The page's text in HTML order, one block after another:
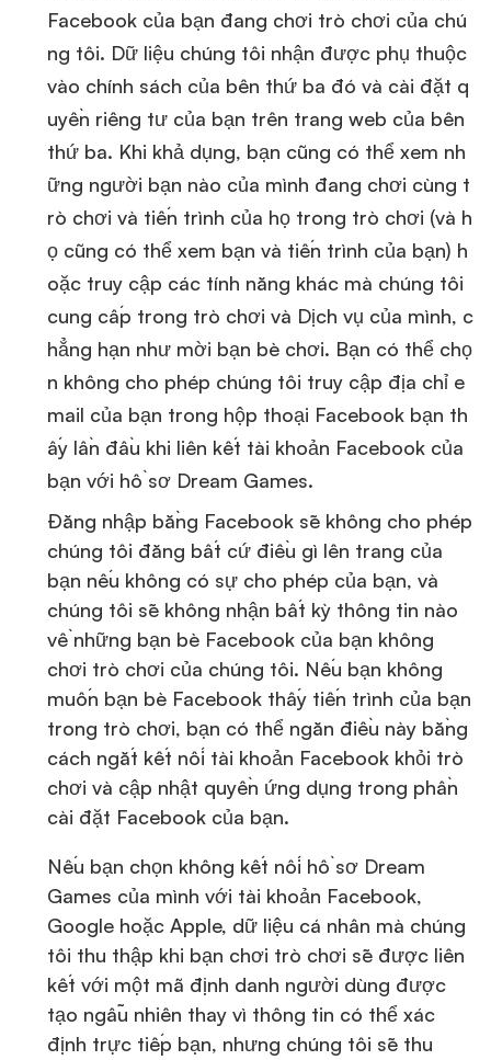
Facebook của bạn đang chơi trò chơi của chú
ng tôi. Dữ liệu chúng tôi nhận được phụ thuộc
vào chính sách của bên thứ ba đó và cài đặt q
uyền riêng tư của bạn trên trang web của bên
thứ ba. Khi khả dụng, bạn cũng có thể xem nh
ững người bạn nào của mình đang chơi cùng t
rò chơi và tiến trình của họ trong trò chơi (và h
ọ cũng có thể xem bạn và tiến trình của bạn) h
oặc truy cập các tính năng khác mà chúng tôi
cung cấp trong trò chơi và Dịch vụ của mình, c
hẳng hạn như mời bạn bè chơi. Bạn có thể chọ
n không cho phép chúng tôi truy cập địa chỉ e
mail của bạn trong hộp thoại Facebook bạn th
ấy lần đầu khi liên kết tài khoản Facebook của
bạn với hồ sơ Dream Games.
Đăng nhập bằng Facebook sẽ không cho phép
chúng tôi đăng bất cứ điều gì lên trang của
bạn nếu không có sự cho phép của bạn, và
chúng tôi sẽ không nhận bất kỳ thông tin nào
về những bạn bè Facebook của bạn không
chơi trò chơi của chúng tôi. Nếu bạn không
muốn bạn bè Facebook thấy tiến trình của bạn
trong trò chơi, bạn có thể ngăn điều này bằng
cách ngắt kết nối tài khoản Facebook khỏi trò
chơi và cập nhật quyền ứng dụng trong phần
cài đặt Facebook của bạn.
Nếu bạn chọn không kết nối hồ sơ Dream
Games của mình với tài khoản Facebook,
Google hoặc Apple, dữ liệu cá nhân mà chúng
tôi thu thập khi bạn chơi trò chơi sẽ được liên
kết với một mã định danh người dùng được
tạo ngẫu nhiên thay vì thông tin có thể xác
định trực tiếp bạn, nhưng chúng tôi sẽ thu